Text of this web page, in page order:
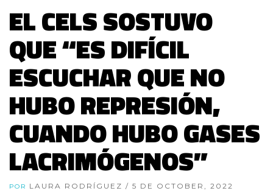
EL CELS SOSTUVO
QUE “ES DIFÍCIL
ESCUCHAR QUE NO
HUBO REPRESIÓN,
CUANDO HUBO GASES
LACRIMÓGENOS”
POR LAURA RODRÍGUEZ / 5 DE OCTOBER, 2022